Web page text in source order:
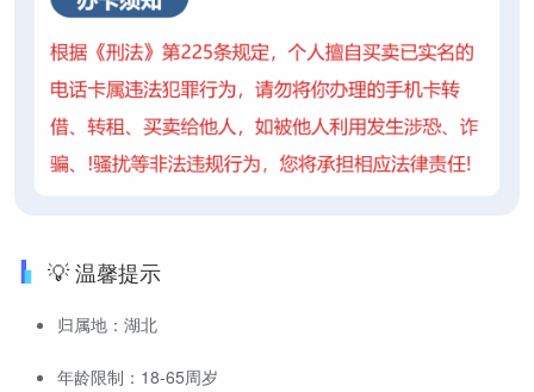
💡 温馨提示
归属地：湖北
年龄限制：18-65周岁